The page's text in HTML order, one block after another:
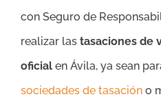
con Seguro de
realizar las tasaciones de
oficial en Ávila, ya sean
sociedades de tasación o